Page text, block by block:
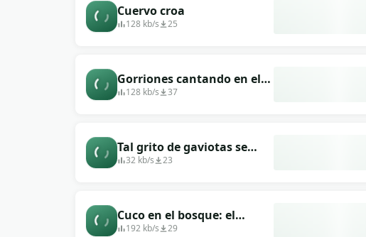
Cuervo croa
128 kb/s 25
Gorriones cantando en el
campo
128 kb/s 37
Tal grito de gaviotas se
puede escuchar en la orilla.
32 kb/s 23
Cuco en el bosque: el
murmullo del agua al
192 kb/s 29